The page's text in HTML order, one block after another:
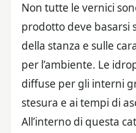
Non tutte le vernici
prodotto deve basarsi
della stanza e sulle
per l’ambiente. Le
diffuse per gli interni
stesura e ai tempi di
All’interno di questa